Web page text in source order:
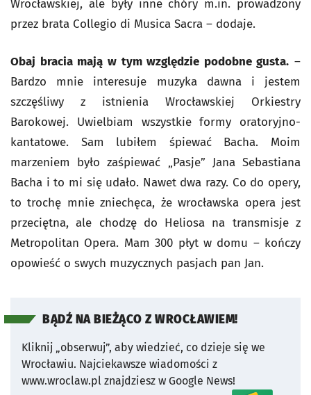
Wrocławskiej, ale były inne chóry m.in. prowadzony
przez brata Collegio di Musica Sacra – dodaje.
Obaj bracia mają w tym względzie podobne gusta. –
Bardzo mnie interesuje muzyka dawna i jestem
szczęśliwy z istnienia Wrocławskiej Orkiestry
Barokowej. Uwielbiam wszystkie formy oratoryjno-
kantatowe. Sam lubiłem śpiewać Bacha. Moim
marzeniem było zaśpiewać „Pasje” Jana Sebastiana
Bacha i to mi się udało. Nawet dwa razy. Co do opery,
to trochę mnie zniechęca, że wrocławska opera jest
przeciętna, ale chodzę do Heliosa na transmisje z
Metropolitan Opera. Mam 300 płyt w domu – kończy
opowieść o swych muzycznych pasjach pan Jan.
BĄDŹ NA BIEŻĄCO Z WROCŁAWIEM!
Kliknij „obserwuj”, aby wiedzieć, co dzieje się we
Wrocławiu. Najciekawsze wiadomości z
www.wroclaw.pl znajdziesz w Google News!